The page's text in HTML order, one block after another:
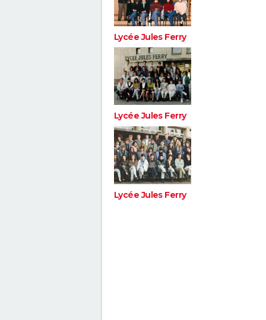
Lycée Jules Ferry
Lycée Jules Ferry
Lycée Jules Ferry